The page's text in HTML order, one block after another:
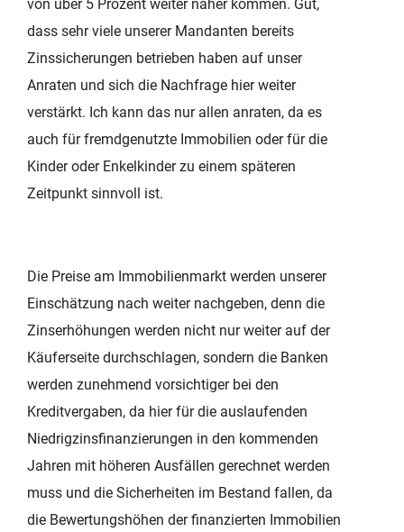
von über 5 Prozent weiter näher kommen. Gut,
dass sehr viele unserer Mandanten bereits
Zinssicherungen betrieben haben auf unser
Anraten und sich die Nachfrage hier weiter
verstärkt. Ich kann das nur allen anraten, da es
auch für fremdgenutzte Immobilien oder für die
Kinder oder Enkelkinder zu einem späteren
Zeitpunkt sinnvoll ist.
Die Preise am Immobilienmarkt werden unserer
Einschätzung nach weiter nachgeben, denn die
Zinserhöhungen werden nicht nur weiter auf der
Käuferseite durchschlagen, sondern die Banken
werden zunehmend vorsichtiger bei den
Kreditvergaben, da hier für die auslaufenden
Niedrigzinsfinanzierungen in den kommenden
Jahren mit höheren Ausfällen gerechnet werden
muss und die Sicherheiten im Bestand fallen, da
die Bewertungshöhen der finanzierten Immobilien